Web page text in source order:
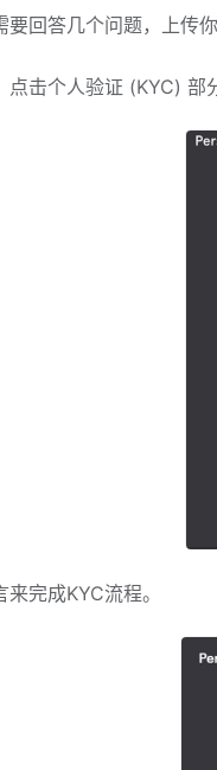
要回答几个问题，上传
击个人验证 (KYC) 部
完成KYC流程。